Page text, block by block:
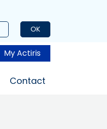
OK
My Actiris
Contact